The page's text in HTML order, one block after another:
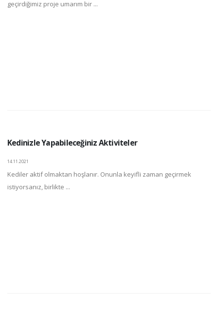
geçirdiğimiz proje umarım bir ...
Kedinizle Yapabileceğiniz Aktiviteler
14.11.2021
Kediler aktif olmaktan hoşlanır. Onunla keyifli zaman geçirmek
istiyorsanız, birlikte ...